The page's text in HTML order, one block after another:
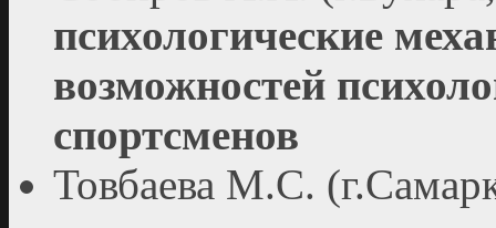
психологические
возможностей
спортсменов
Товбаева М.С.